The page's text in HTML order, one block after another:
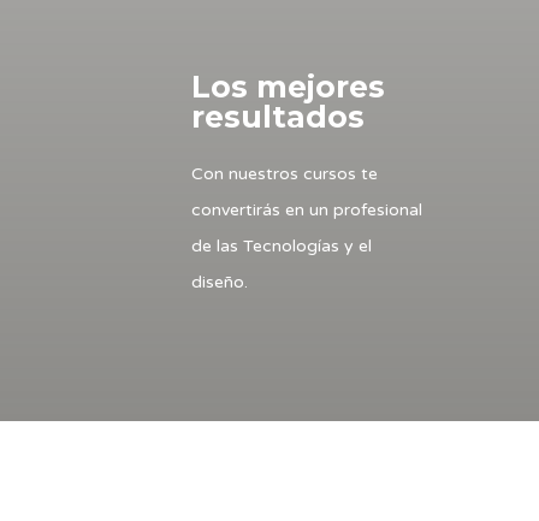
Los mejores
resultados
Con nuestros cursos te
convertirás en un profesional
de las Tecnologías y el
diseño.